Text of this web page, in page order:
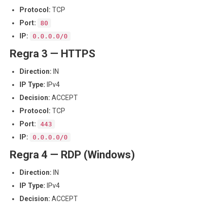
Protocol: TCP
Port:
80
IP: 0.0.0.0/0
Regra 3 — HTTPS
Direction: IN
IP Type: IPv4
Decision: ACCEPT
Protocol: TCP
Port:
443
IP: 0.0.0.0/0
Regra 4 — RDP (Windows)
Direction: IN
IP Type: IPv4
Decision: ACCEPT